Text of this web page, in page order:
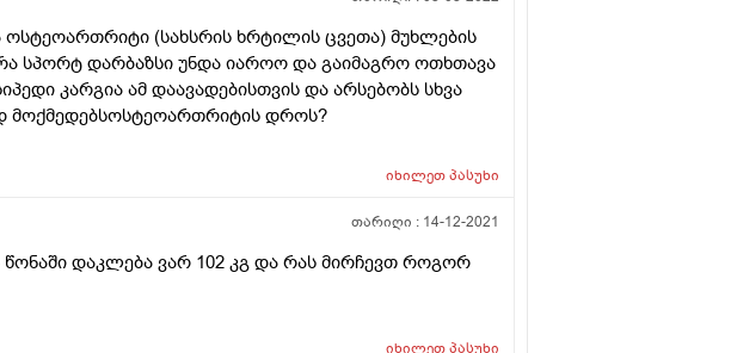
(სახსრის ხრტილის ცვეთა) მუხლების
სპორტ დარბაზსი უნდა იაროო და გაიმაგრო ოთხთავა
კარგია ამ დაავადებისთვის და არსებობს სხვა
მოქმედებსოსტეოართრიტის დროს?
იხილეთპასუხი
თარიღი : 14-12-2021
დაკლება ვარ 102 კგ და რას მირჩევთ როგორ
იხილეთპასუხი